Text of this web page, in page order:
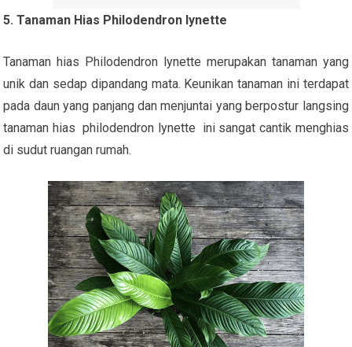
5. Tanaman Hias Philodendron lynette
Tanaman hias Philodendron lynette merupakan tanaman yang
unik dan sedap dipandang mata. Keunikan tanaman ini terdapat
pada daun yang panjang dan menjuntai yang berpostur langsing
tanaman hias philodendron lynette ini sangat cantik menghias
di sudut ruangan rumah.